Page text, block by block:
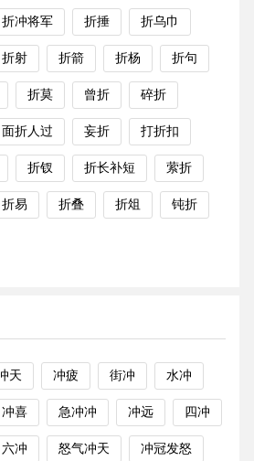
折冲将军 折捶 折乌巾
折射 折箭 折杨 折句
折莫 曾折 碎折
面折人过 妄折 打折扣
折钗 折长补短 萦折
折易 折叠 折俎 钝折
天 冲疲 街冲 水冲
冲喜 急冲冲 冲远 四冲
六冲 怒气冲天 冲冠发怒